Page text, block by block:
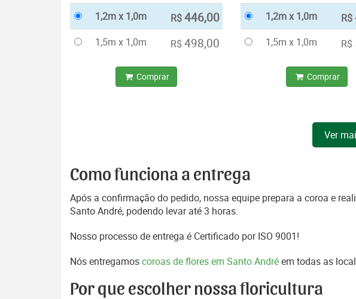
1,2m x 1,0m R$446,00
1,5m x 1,0m R$ 498,00
Comprar
1,2m x 1,0m R$
1,5m x 1,0m R$
Comprar
Ver
Como funciona a entrega
Após a confirmação do pedido, nossa equipe prepara a coroa e
Santo André, podendo levar até 3 horas.
Nosso processo de entrega é Certificado por ISO 9001!
Nós entregamoscoroas de flores em Santo Andréem todas as
Por que escolher nossa floricultura